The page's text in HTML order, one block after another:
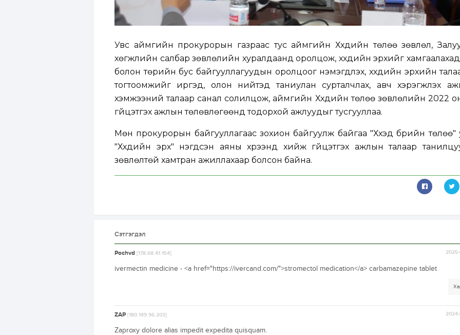
Увс аймгийн прокурорын газраас тус аймгийн Хүүхдийн төлөө зөвлөл,
хөгжлийн салбар зөвлөлийн хуралдаанд оролцож, хүүхдийн эрхийг
болон төрийн бус байгууллагуудын оролцоог нэмэгдүүлэх, хүүхдийн эрхийн
тогтоомжийг иргэд, олон нийтэд таниулан сурталчлах, авч хэрэгжүүлэх
хэмжээний талаар санал солилцож, аймгийн Хүүхдийн төлөө зөвлөлийн 2022
гүйцэтгэх ажлын төлөвлөгөөнд тодорхой ажлуудыг тусгууллаа.
Мөн прокурорын байгууллагаас зохион байгуулж байгаа "Хүүхэд бүрийн төлөө"
"Хүүхдийн эрх" нэгдсэн аяны хүрээнд хийж гүйцэтгэх ажлын талаар
зөвлөлтөй хамтран ажиллахаар болсон байна.
Сэтгэгдэл
Pochvd [178.68.41.154]
ivermectin medicine - <a href="https://ivercand.com/">stromectol medication</a> carbamazepine tablet
ZAP[180.149.96.203]
Zaproxy dolore alias impedit expedita quisquam.